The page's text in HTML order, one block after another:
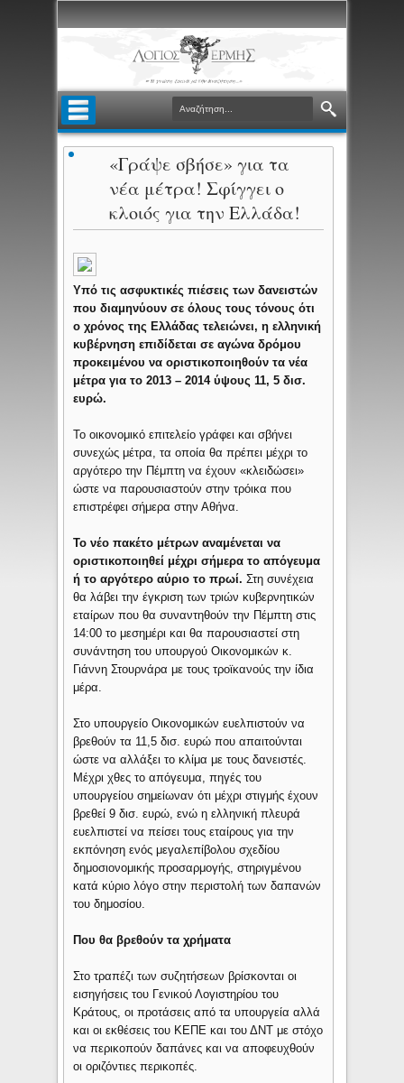
«Γράψε σβήσε» για τα
νέα μέτρα! Σφίγγει ο
κλοιός για την Ελλάδα!
Υπό τις ασφυκτικές πιέσεις των δανειστών
που διαμηνύουν σε όλους τους τόνους ότι
ο χρόνος της Ελλάδας τελειώνει, η ελληνική
κυβέρνηση επιδίδεται σε αγώνα δρόμου
προκειμένου να οριστικοποιηθούν τα νέα
μέτρα για το 2013 – 2014 ύψους 11, 5 δισ.
ευρώ.
Το οικονομικό επιτελείο γράφει και σβήνει
συνεχώς μέτρα, τα οποία θα πρέπει μέχρι το
αργότερο την Πέμπτη να έχουν «κλειδώσει»
ώστε να παρουσιαστούν στην τρόικα που
επιστρέφει σήμερα στην Αθήνα.
Το νέο πακέτο μέτρων αναμένεται να
οριστικοποιηθεί μέχρι σήμερα το απόγευμα
ή το αργότερο αύριο το πρωί. Στη συνέχεια
θα λάβει την έγκριση των τριών κυβερνητικών
εταίρων που θα συναντηθούν την Πέμπτη στις
14:00 το μεσημέρι και θα παρουσιαστεί στη
συνάντηση του υπουργού Οικονομικών κ.
Γιάννη Στουρνάρα με τους τροϊκανούς την ίδια
μέρα.
Στο υπουργείο Οικονομικών ευελπιστούν να
βρεθούν τα 11,5 δισ. ευρώ που απαιτούνται
ώστε να αλλάξει το κλίμα με τους δανειστές.
Μέχρι χθες το απόγευμα, πηγές του
υπουργείου σημείωναν ότι μέχρι στιγμής έχουν
βρεθεί 9 δισ. ευρώ, ενώ η ελληνική πλευρά
ευελπιστεί να πείσει τους εταίρους για την
εκπόνηση ενός μεγαλεπίβολου σχεδίου
δημοσιονομικής προσαρμογής, στηριγμένου
κατά κύριο λόγο στην περιστολή των δαπανών
του δημοσίου.
Που θα βρεθούν τα χρήματα
Στο τραπέζι των συζητήσεων βρίσκονται οι
εισηγήσεις του Γενικού Λογιστηρίου του
Κράτους, οι προτάσεις από τα υπουργεία αλλά
και οι εκθέσεις του ΚΕΠΕ και του ΔΝΤ με στόχο
να περικοπούν δαπάνες και να αποφευχθούν
οι οριζόντιες περικοπές.